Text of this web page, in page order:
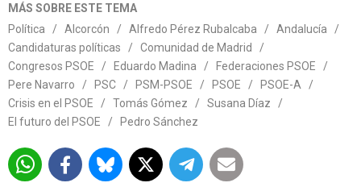
MÁS SOBRE ESTE TEMA
Política
/ Alcorcón / Alfredo Pérez Rubalcaba / Andalucía
/
Candidaturas políticas
/ Comunidad de Madrid
/
Congresos PSOE
/ Eduardo Madina / Federaciones PSOE
/
Pere Navarro
/ PSC / PSM-PSOE / PSOE / PSOE-A
/
Crisis en el PSOE
/ Tomás Gómez / Susana Díaz
/
El futuro del PSOE
/ Pedro Sánchez